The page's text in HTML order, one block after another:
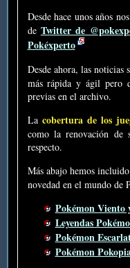
Desde hace unos años
de Twitter de
Pokéxperto
Desde ahora, las
más rápida y ágil pero
previas en el archivo.
La cobertura de los
como la renovación de
respecto.
Más abajo hemos
novedad en el mundo de
Pokémon Viento
Leyendas
Pokémon
Pokémon